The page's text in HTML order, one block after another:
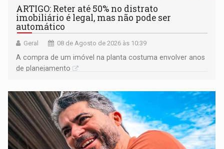
ARTIGO: Reter até 50% no distrato
imobiliário é legal, mas não pode ser
automático
Geral 08 de Agosto de 2026 às 10:39
A compra de um imóvel na planta costuma envolver anos
de planejamento